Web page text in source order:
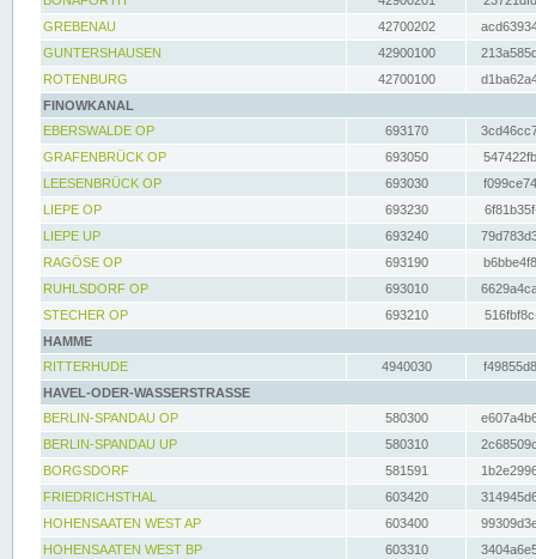
GREBENAU
42700202
GUNTERSHAUSEN
42900100
ROTENBURG
42700100
FINOWKANAL
EBERSWALDE OP
693170
GRAFENBRÜCK OP
693050
LEESENBRÜCK OP
693030
LIEPE OP
693230
LIEPE UP
693240
RAGÖSE OP
693190
RUHLSDORF OP
693010
STECHER OP
693210
HAMME
RITTERHUDE
4940030
HAVEL-ODER-WASSERSTRASSE
BERLIN-SPANDAU OP
580300
BERLIN-SPANDAU UP
580310
BORGSDORF
581591
FRIEDRICHSTHAL
603420
HOHENSAATEN WEST AP
603400
HOHENSAATEN WEST BP
603310